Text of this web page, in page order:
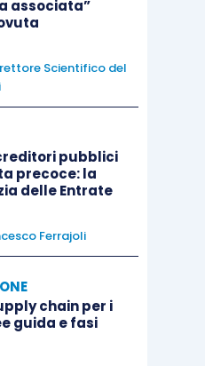
in cui, per effetto della
interessi, venisse
massimo individuale di
capo al singolo socio,
pagati gli interessi
il preavviso di almeno
nella fattispecie il
a ripristinare le
associata”
Scientifico del
pubblici
precoce: la
delle Entrate
Ferrajoli
chain per i
guida e fasi